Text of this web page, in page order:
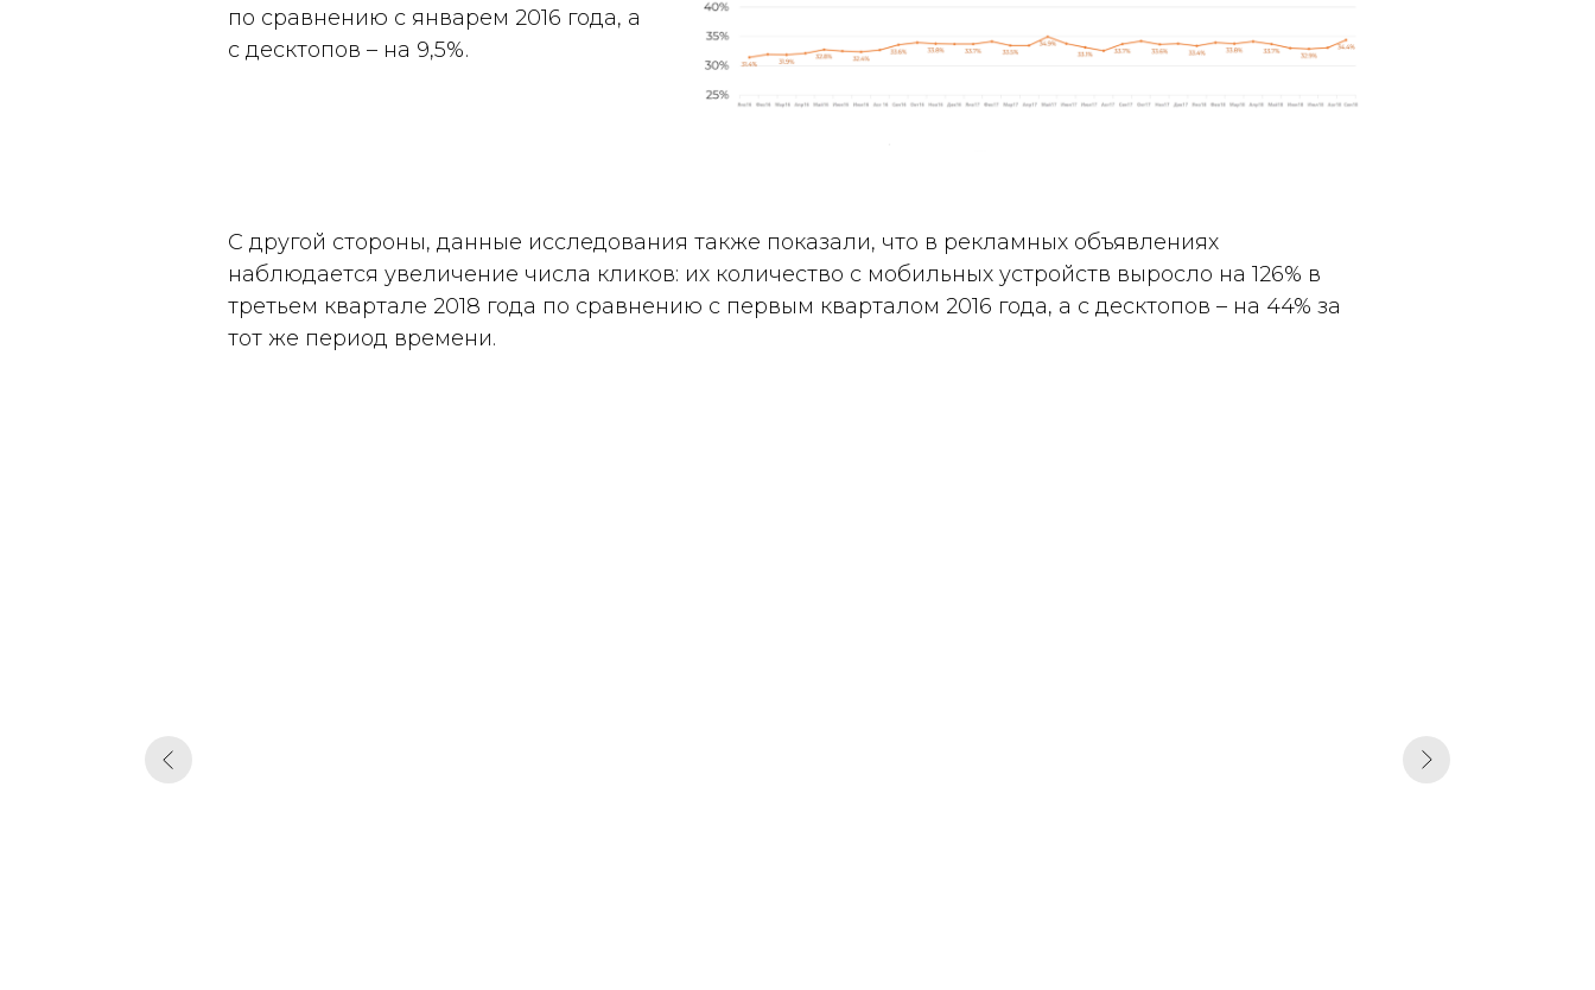
по сравнению с январем 2016 года, а
с десктопов – на 9,5%.
С другой стороны, данные исследования также показали, что в рекламных объявлениях
наблюдается увеличение числа кликов: их количество с мобильных устройств выросло на 126% в
третьем квартале 2018 года по сравнению с первым кварталом 2016 года, а с десктопов – на 44% за
тот же период времени.